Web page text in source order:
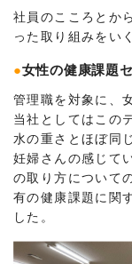
社員のこころとか
った取り組みをい
●女性の健康課題
管理職を対象に、
当社としてはこの
水の重さとほぼ同
妊婦さんの感じて
の取り方について
有の健康課題に関
した。